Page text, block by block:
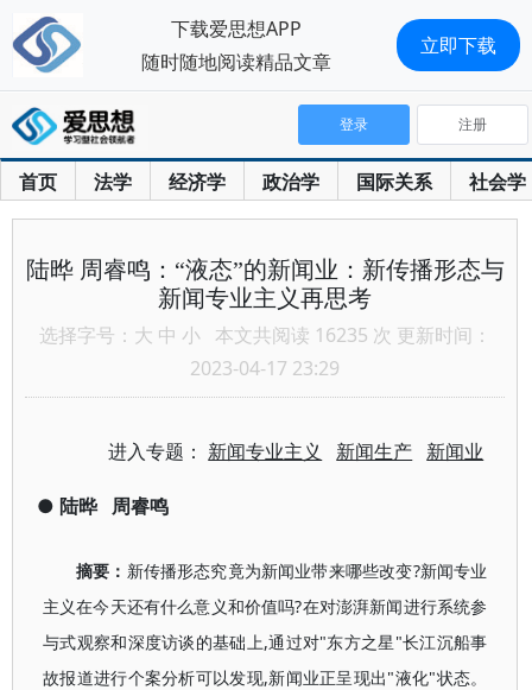
首页 法学 经济学 政治学 国际关系 社会学
登录 注册
陆晔 周睿鸣：“液态”的新闻业：新传播形态与
新闻专业主义再思考
选择字号： 大 中 小 本文共阅读 16235 次 更新时间：
2023-04-17 23:29
进入专题： 新闻专业主义 新闻生产 新闻业
● 陆晔 周睿鸣
摘要： 新传播形态究竟为新闻业带来哪些改变?新闻专业
主义在今天还有什么意义和价值吗?在对澎湃新闻进行系统参
与式观察和深度访谈的基础上,通过对"东方之星"长江沉船事
故报道进行个案分析可以发现,新闻业正呈现出"液化"状态。
下载爱思想APP
随时随地阅读精品文章
立即下载